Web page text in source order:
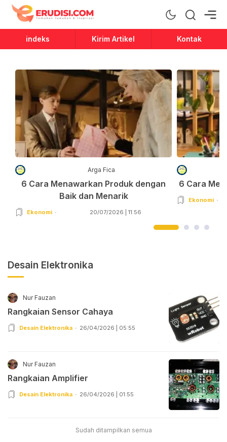
Erudisi
Temukan Jawaban dan Inspirasi
indeks Kirim Artikel Kontak
Arga Fica
6 Cara Menawarkan Produk dengan
Baik dan Menarik
Ekonomi 20/07/2026 | 11:56
6 Cara
Ekonomi
Desain Elektronika
Nur Fauzan
Rangkaian Sensor Cahaya
Desain Elektronika 26/04/2026 | 05:55
Nur Fauzan
Rangkaian Amplifier
Desain Elektronika 26/04/2026 | 01:55
Sudah ditampilkan semua